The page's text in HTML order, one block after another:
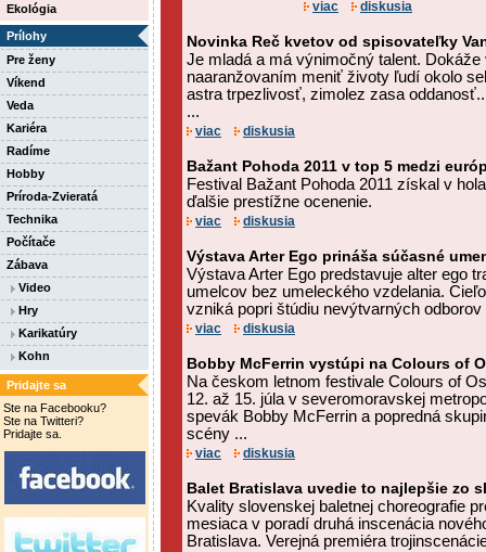
Ekológia
Prílohy
Pre ženy
Víkend
Veda
Kariéra
Radíme
Hobby
Príroda-Zvieratá
Technika
Počítače
Zábava
Video
Hry
Karikatúry
Kohn
Pridajte sa
Ste na Facebooku?
Ste na Twitteri?
Pridajte sa.
viac diskusia
Novinka Reč kvetov od spisovateľky
Je mladá a má výnimočný talent.
naaranžovaním meniť životy ľudí okolo
astra trpezlivosť, zimolez zasa
...
viac diskusia
Bažant Pohoda 2011 v top 5 medzi
Festival Bažant Pohoda 2011 získal v
ďalšie prestížne ocenenie.
viac diskusia
Výstava Arter Ego prináša súčasné
Výstava Arter Ego predstavuje alter ego
umelcov bez umeleckého vzdelania.
vzniká popri štúdiu nevýtvarných
viac diskusia
Bobby McFerrin vystúpi na Colours of
Na českom letnom festivale Colours of
12. až 15. júla v severomoravskej
spevák Bobby McFerrin a popredná
scény ...
viac diskusia
Balet Bratislava uvedie to najlepšie zo
Kvality slovenskej baletnej choreografie
mesiaca v poradí druhá inscenácia
Bratislava. Verejná premiéra